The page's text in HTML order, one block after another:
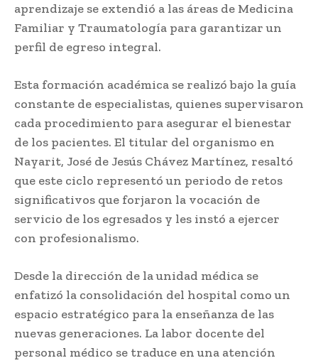
aprendizaje se extendió a las áreas de Medicina
Familiar y Traumatología para garantizar un
perfil de egreso integral.
Esta formación académica se realizó bajo la guía
constante de especialistas, quienes supervisaron
cada procedimiento para asegurar el bienestar
de los pacientes. El titular del organismo en
Nayarit, José de Jesús Chávez Martínez, resaltó
que este ciclo representó un periodo de retos
significativos que forjaron la vocación de
servicio de los egresados y les instó a ejercer
con profesionalismo.
Desde la dirección de la unidad médica se
enfatizó la consolidación del hospital como un
espacio estratégico para la enseñanza de las
nuevas generaciones. La labor docente del
personal médico se traduce en una atención